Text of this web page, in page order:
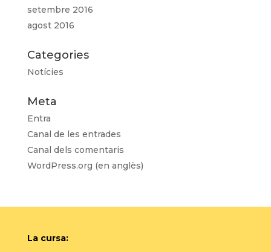
setembre 2016
agost 2016
Categories
Notícies
Meta
Entra
Canal de les entrades
Canal dels comentaris
WordPress.org (en anglès)
La cursa: